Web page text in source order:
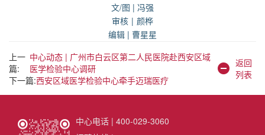
文/图 | 冯强
审核 | 颜桦
编辑 | 曹星星
上一
篇:
中心动态 | 广州市白云区第二人民医院赴西安区域
医学检验中心调研
下一篇:西安区域医学检验中心牵手迈瑞医疗
返回
列表
中心电话 | 400-029-3060